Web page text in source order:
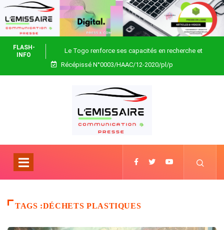
FLASH-
INFO
Le Togo renforce ses capacités en recherche et
biotechnologie
Récépissé N°0003/HAAC/12-2020/pl/p
TAGS :DÉCHETS PLASTIQUES